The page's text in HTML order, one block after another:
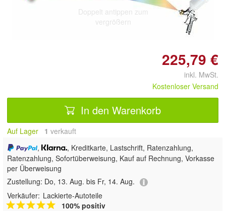
Doppelt antippen zum
vergrößern
225,79 €
inkl. MwSt.
Kostenloser Versand
In den Warenkorb
Auf Lager 1 verkauft
,
, Kreditkarte, Lastschrift, Ratenzahlung,
Ratenzahlung, Sofortüberweisung, Kauf auf Rechnung, Vorkasse
per Überweisung
Zustellung: Do, 13. Aug. bis Fr, 14. Aug.
Verkäufer: Lackierte-Autoteile
100% positiv